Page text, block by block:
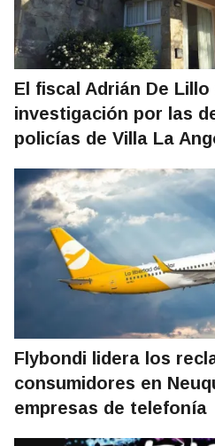
El fiscal Adrián De
investigación por las
policías de Villa La
Flybondi lidera los
consumidores en
empresas de telefonía